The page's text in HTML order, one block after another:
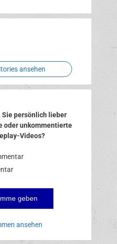
Verbotene
ansehen
Sie persönlich lieber
oder unkommentierte
Videos?
ansehen